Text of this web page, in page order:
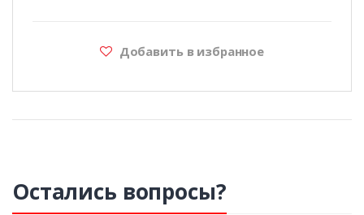
Добавить в избранное
Остались вопросы?